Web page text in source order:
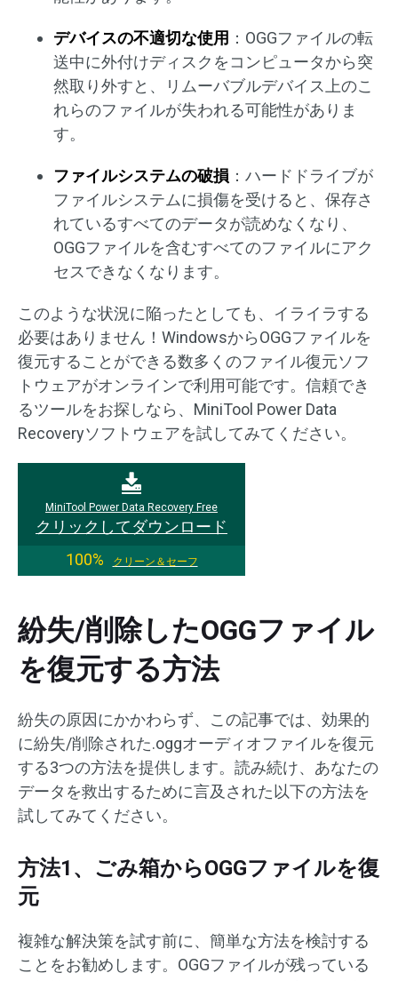
デバイスの不適切な使用 ：OGGファイルの転
送中に外付けディスクをコンピュータから突
然取り外すと、リムーバブルデバイス上のこ
れらのファイルが失われる可能性がありま
す。
ファイルシステムの破損 ：ハードドライブが
ファイルシステムに損傷を受けると、保存さ
れているすべてのデータが読めなくなり、
OGGファイルを含むすべてのファイルにアク
セスできなくなります。
このような状況に陥ったとしても、イライラする
必要はありません！WindowsからOGGファイルを
復元することができる数多くのファイル復元ソフ
トウェアがオンラインで利用可能です。信頼でき
るツールをお探しなら、MiniTool Power Data
Recoveryソフトウェアを試してみてください。
MiniTool Power Data Recovery Free
クリックしてダウンロード
100%
クリーン＆セーフ
紛失/削除したOGGファイル
を復元する方法
紛失の原因にかかわらず、この記事では、効果的
に紛失/削除された.oggオーディオファイルを復元
する3つの方法を提供します。読み続け、あなたの
データを救出するために言及された以下の方法を
試してみてください。
方法1、ごみ箱からOGGファイルを復
元
複雑な解決策を試す前に、簡単な方法を検討する
ことをお勧めします。OGGファイルが残っている